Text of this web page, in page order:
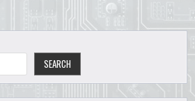
SEARCH